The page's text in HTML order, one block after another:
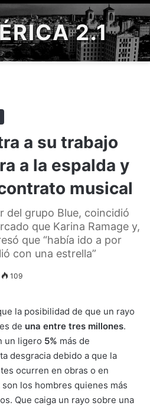
2.1
a su trabajo
a la espalda y
musical
del grupo Blue, coincidió
que Karina Ramage y,
que “había ido a por
con una estrella”
109
la posibilidad de que un rayo
de una entre tres millones.
un ligero 5% más de
desgracia debido a que la
ocurren en obras o en
los hombres quienes más
Que caiga un rayo sobre una